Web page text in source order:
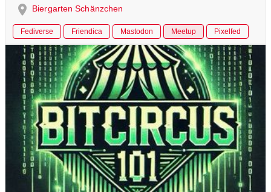
Biergarten Schänzchen
Fediverse Friendica Mastodon Meetup Pixelfed